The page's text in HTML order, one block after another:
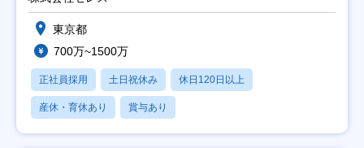
東京都
700万~1500万
正社員採用 土日祝休み 休日120日以上
産休・育休あり 賞与あり